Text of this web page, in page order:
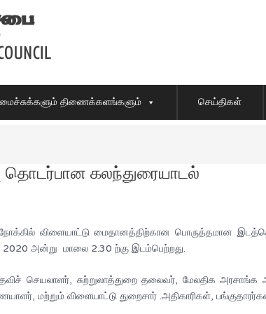
திணைக்களங்களும் செய்திகள்
தொடர்பான கலந்துரையாடல்
விளையாட்டு மைதானத்திற்கான பொருத்தமான
அன்று மாலை 2.30 ற்கு இடம்பெற்றது.
செயலாளர், சுற்றுலாத்துறை தலைவர், மேலதிக
மற்றும் விளையாட்டு துறைசார் .அதிகாரிகள்,